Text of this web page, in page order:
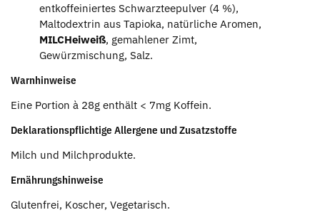
entkoffeiniertes Schwarzteepulver (4 %),
Maltodextrin aus Tapioka, natürliche Aromen,
MILCHeiweiß, gemahlener Zimt,
Gewürzmischung, Salz.
Warnhinweise
Eine Portion à 28g enthält < 7mg Koffein.
Deklarationspflichtige Allergene und Zusatzstoffe
Milch und Milchprodukte.
Ernährungshinweise
Glutenfrei, Koscher, Vegetarisch.